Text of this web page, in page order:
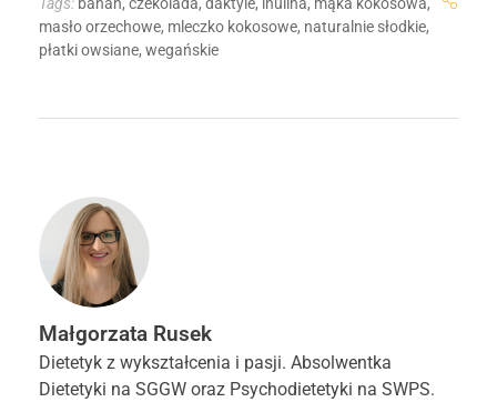
Tags: banan, czekolada, daktyle, inulina, mąka kokosowa,
masło orzechowe, mleczko kokosowe, naturalnie słodkie,
płatki owsiane, wegańskie
Małgorzata Rusek
Dietetyk z wykształcenia i pasji. Absolwentka
Dietetyki na SGGW oraz Psychodietetyki na SWPS.